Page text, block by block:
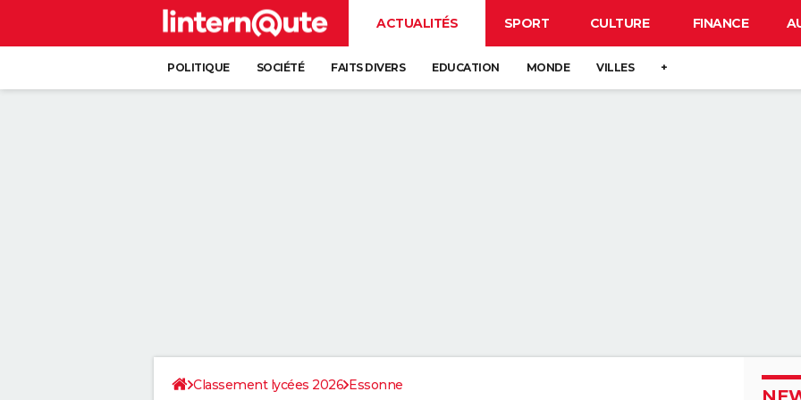
ACTUALITÉS SPORT CULTURE FINANCE
POLITIQUE SOCIÉTÉ FAITS DIVERS EDUCATION MONDE VILLES +
Classement lycées 2026 Essonne